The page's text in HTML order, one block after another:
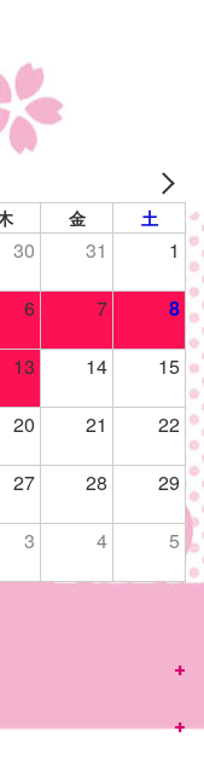
金 土
30 31 1
6 7 8
13 14 15
20 21 22
27 28 29
3 4 5